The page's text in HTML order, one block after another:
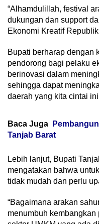
“Alhamdulillah, festival
dukungan dan support
Ekonomi Kreatif
Bupati berharap dengan
pendorong bagi pelaku
berinovasi dalam
sehingga dapat
daerah yang kita cintai
Baca Juga
Tanjab Barat
Lebih lanjut, Bupati
mengatakan bahwa
tidak mudah dan perlu
“Bagaimana arakan
menumbuh